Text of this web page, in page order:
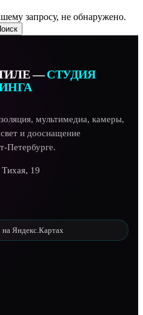
запросу, не обнаружено.
—СТУДИЯ
мультимедиа, камеры,
и дооснащение
Петербурге.
Тихая, 19
на Яндекс.Картах